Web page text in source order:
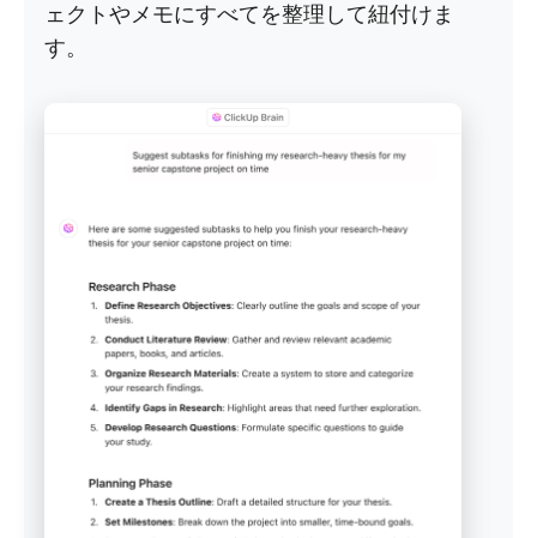
ェクトやメモにすべてを整理して紐付けま
す。